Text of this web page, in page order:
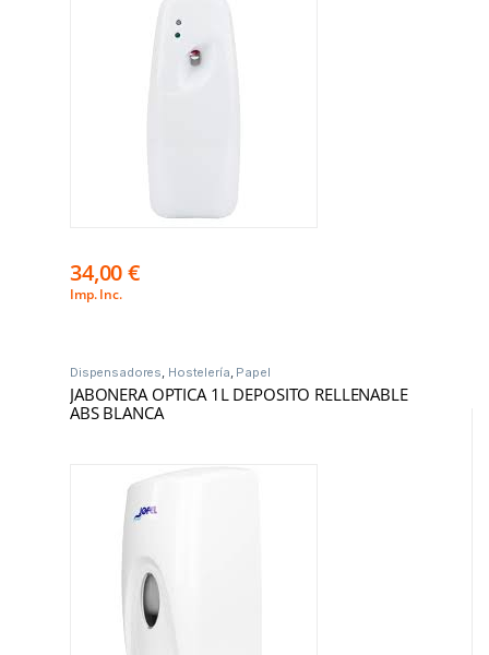
34,00€
Imp. Inc.
Dispensadores, Hostelería, Papel
JABONERA OPTICA 1L DEPOSITO RELLENABLE
ABS BLANCA